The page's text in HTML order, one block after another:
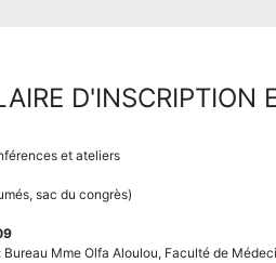
D'INSCRIPTION
et ateliers
sac du congrès)
Mme Olfa Aloulou, Faculté de